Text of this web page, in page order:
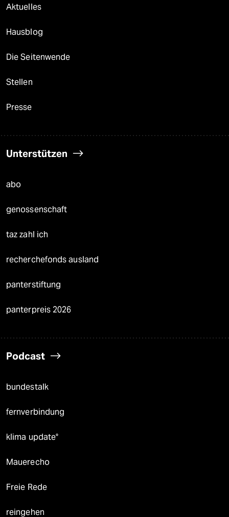
Aktuelles
Hausblog
Die Seitenwende
Stellen
Presse
Unterstützen
abo
genossenschaft
taz zahl ich
recherchefonds ausland
panterstiftung
panterpreis 2026
Podcast
bundestalk
fernverbindung
klima update°
Mauerecho
Freie Rede
reingehen